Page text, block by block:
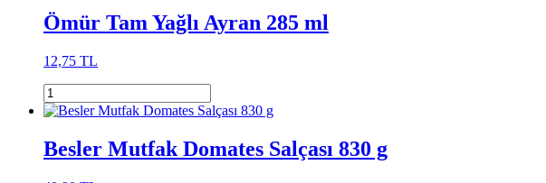
Ömür Tam Yağlı Ayran 285 ml
12,75 TL
Besler Mutfak Domates Salçası 830 g